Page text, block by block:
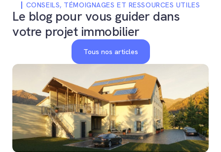
CONSEILS, TÉMOIGNAGES ET RESSOURCES UTILES
Le blog pour vous guider dans
votre projet immobilier
Tous nos articles